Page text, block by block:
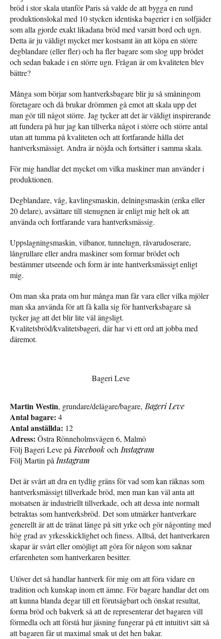
bröd i stor skala utanför Paris så valde de att bygga en rund
produktionslokal med 10 stycken identiska bagerier i en solfjäder
som alla gjorde exakt likadana bröd med varsitt bord och ugn.
Detta är ju väldigt mycket mer kostsamt än att köpa en större
degblandare (eller fler) och ha fler bagare som slog upp brödet
och sedan bakade i en större ugn. Frågan är om kvaliteten blev
bättre?
Många som börjar som hantverksbagare blir ju så småningom
företagare och då brukar drömmen gå emot att skala upp det
man gör till något större. Jag tycker att det är väldigt inspirerande
att fundera på hur jag kan tillverka något i större och större antal
utan att tumma på kvaliteten och att fortfarande hålla det
hantverksmässigt. Andra är nöjda och fortsätter i samma skala.
För mig handlar det mycket om vilka maskiner man använder i
produktionen.
Degblandare, våg, kavlingsmaskin, delningsmaskin (erika eller
20 delare), avsättare till stenugnen är enligt mig helt ok att
använda och fortfarande vara hantverksmässig.
Uppslagningsmaskin, vilbanor, tunnelugn, råvarudoserare,
långrullare eller andra maskiner som formar brödet och
bestämmer utseende och form är inte hantverksmässigt enligt
mig.
Om man ska prata om hur många man får vara eller vilka mjöler
man ska använda för att få kalla sig för hantverksbagare så
tycker jag att det blir lite väl ängsligt.
Kvalitetsbröd/kvalitetsbageri, där har vi ett ord att jobba med
däremot.
Bageri Leve
Martin Westin, grundare/delägare/bagare,Bageri Leve
Antal bagare: 4
Antal anställda: 12
Adress: Östra Rönneholmsvägen 6, Malmö
Följ Bageri Leve påFacebook ochInstagram
Följ Martin påInstagram
Det är svårt att dra en tydlig gräns för vad som kan räknas som
hantverksmässigt tillverkade bröd, men man kan väl anta att
motsatsen är industriellt tillverkade, och att dessa inte normalt
betraktas som hantverksbröd. Det som utmärker hantverkare
generellt är att de tränat länge på sitt yrke och gör någonting med
hög grad av yrkesskicklighet och finess. Alltså, det hantverkaren
skapar är svårt eller omöjligt att göra för någon som saknar
erfarenheten som hantverkaren besitter.
Utöver det så handlar hantverk för mig om att föra vidare en
tradition och kunskap inom ett ämne. För bagare handlar det om
att kunna blanda degar till ett förutsägbart och önskat resultat,
forma bröd och bakverk så att de representerar det bagaren vill
förmedla och att förstå hur jäsning fungerar på ett intuitivt sätt så
att bagaren får ut maximal smak ut det hen bakar.